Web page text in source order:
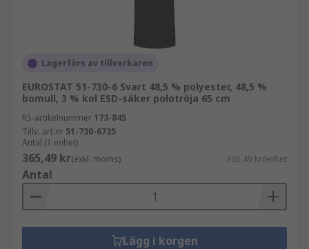
Lagerförs av tillverkaren
EUROSTAT 51-730-6 Svart 48,5 % polyester, 48,5 %
bomull, 3 % kol ESD-säker polotröja 65 cm
RS-artikelnummer 173-845
Tillv. art.nr 51-730-6735
Antal (1 enhet)
365,49 kr(exkl. moms) 365,49 kr/enhet
Antal
Lägg i korgen